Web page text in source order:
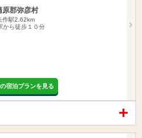
原郡弥彦村
作駅2.62km
ら徒歩１０分
宿泊プランを見る